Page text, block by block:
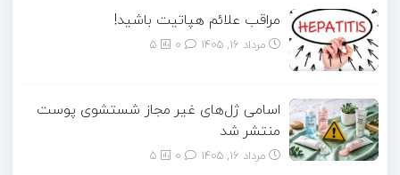
مراقب علائم هپاتیت باشید!
مرداد ۱۶, ۱۴۰۵ 5
اسامی ژل‌های غیر مجاز شستشوی پوست
منتشر شد
مرداد ۱۶, ۱۴۰۵ 5